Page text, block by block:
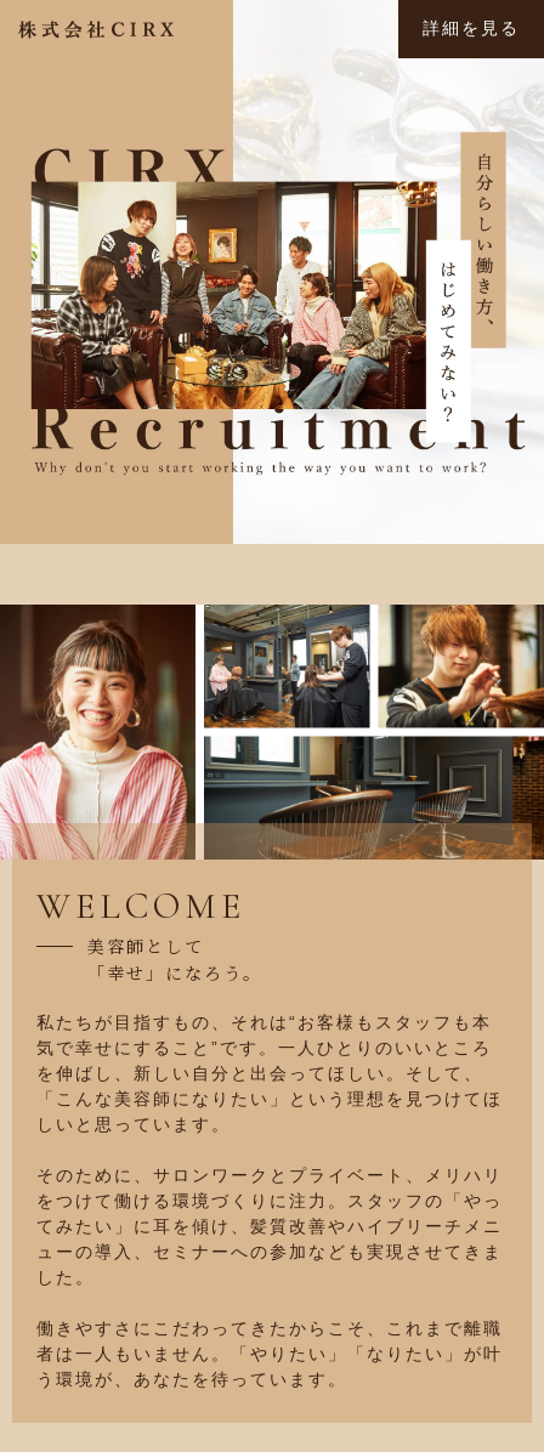
詳細を見る
WELCOME
美容師として
「幸せ」になろう。
私たちが目指すもの、それは“お客様もスタッフも本
気で幸せにすること”です。一人ひとりのいいところ
を伸ばし、新しい自分と出会ってほしい。そして、
「こんな美容師になりたい」という理想を見つけてほ
しいと思っています。
そのために、サロンワークとプライベート、メリハリ
をつけて働ける環境づくりに注力。スタッフの「やっ
てみたい」に耳を傾け、髪質改善やハイブリーチメニ
ューの導入、セミナーへの参加なども実現させてきま
した。
働きやすさにこだわってきたからこそ、これまで離職
者は一人もいません。「やりたい」「なりたい」が叶
う環境が、あなたを待っています。